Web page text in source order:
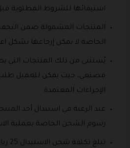
استيفائها للشروط المطلوبة
المنتجات المشمولة ضمن
الخاصة لا يمكن إرجاعها بشكل
يُستثنى من ذلك المنتجات التي
مصنعي، حيث يمكن للعميل طلب
الإجراءات المعتمدة.
عند الرغبة في استبدال أحد
رسوم الشحن الخاصة بعملية